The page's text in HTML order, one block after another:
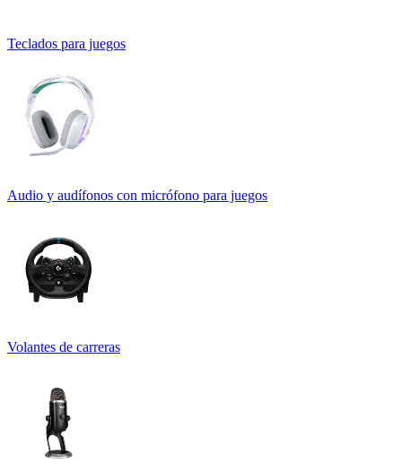
Teclados para juegos
Audio y audífonos con micrófono para juegos
Volantes de carreras